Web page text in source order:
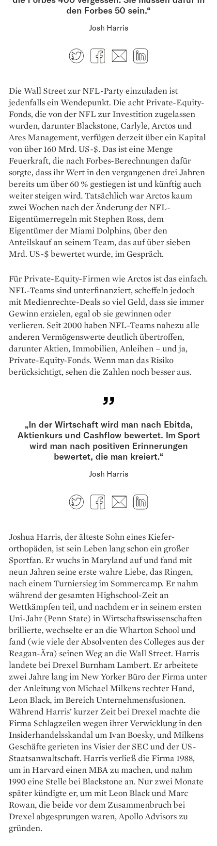
den Forbes 50 sein.“
Josh Harris
TwitterFacebook
E-mail
Die Wall Street zur NFL-Party einzuladen ist
jedenfalls ein Wendepunkt. Die acht Private-Equity-
Fonds, die von der NFL zur Investition zugelassen
wurden, darunter Blackstone, Carlyle, Arctos und
Ares Management, verfügen derzeit über ein Kapital
von über 160 Mrd. US-$. Das ist eine Menge
Feuerkraft, die nach Forbes-Berechnungen dafür
sorgte, dass ihr Wert in den vergangenen drei Jahren
bereits um über 60 % gestiegen ist und künftig auch
weiter steigen wird. Tatsächlich war Arctos kaum
zwei Wochen nach der Änderung der NFL-
Eigentümerregeln mit Stephen Ross, dem
Eigentümer der Miami Dolphins, über den
Anteilskauf an seinem Team, das auf über sieben
Mrd. US-$ bewertet wurde, im Gespräch.
Für Private-Equity-Firmen wie Arctos ist das einfach.
NFL-Teams sind unterfinanziert, scheffeln jedoch
mit Medienrechte-Deals so viel Geld, dass sie immer
Gewinn erzielen, egal ob sie gewinnen oder
verlieren. Seit 2000 haben NFL-Teams nahezu alle
anderen Vermögenswerte deutlich übertroffen,
darunter Aktien, Immo­bilien, Anleihen – und ja,
Private-Equity-Fonds. Wenn man das Risiko
berücksichtigt, sehen die Zahlen noch besser aus.
„In der Wirtschaft wird man nach Ebitda,
Aktienkurs und Cashflow bewertet. Im Sport
wird man nach positiven Erinnerungen
bewertet, die man kreiert.“
Josh Harris
TwitterFacebook
E-mail
Joshua Harris, der älteste Sohn eines Kiefer­
orthopäden, ist sein Leben lang schon ein ­großer
Sportfan. Er wuchs in Maryland auf und fand mit
neun Jahren seine erste wahre Liebe, das ­Ringen,
nach einem Turniersieg im Sommercamp. Er nahm
während der gesamten Highschool-Zeit an
Wettkämpfen teil, und nachdem er in seinem ersten
Uni-Jahr (Penn State) in Wirtschaftswissenschaften
brillierte, wechselte er an die Wharton School und
fand (wie viele der Absolventen des Colleges aus der
Reagan-Ära) seinen Weg an die Wall Street. Harris
landete bei Drexel Burnham Lambert. Er arbeitete
zwei Jahre lang im New Yorker Büro der Firma unter
der Anleitung von Michael Milkens rechter Hand,
Leon Black, im Bereich Unternehmensfusionen.
Während Harris’ kurzer Zeit bei Drexel machte die
Firma Schlagzeilen wegen ihrer Verwicklung in den
Insiderhandelsskandal um Ivan Boesky, und Milkens
Geschäfte gerieten ins Visier der SEC und der US-
Staatsanwaltschaft. Harris verließ die Firma 1988,
um in Harvard ­einen MBA zu machen, und nahm
1990 eine Stelle bei Blackstone an. Nur zwei Monate
später kündigte er, um mit Leon Black und Marc
Rowan, die beide vor dem Zusammenbruch bei
Drexel abgesprungen waren, Apollo Advisors zu
gründen.